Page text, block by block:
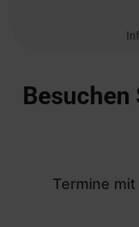
Besuchen
Termine